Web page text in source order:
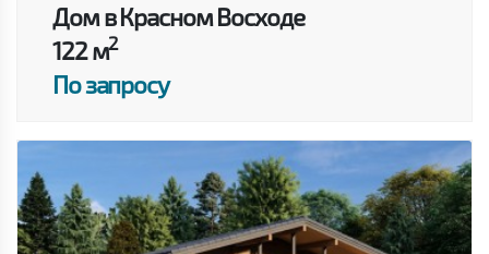
Дом в Красном Восходе
122 м2
По запросу